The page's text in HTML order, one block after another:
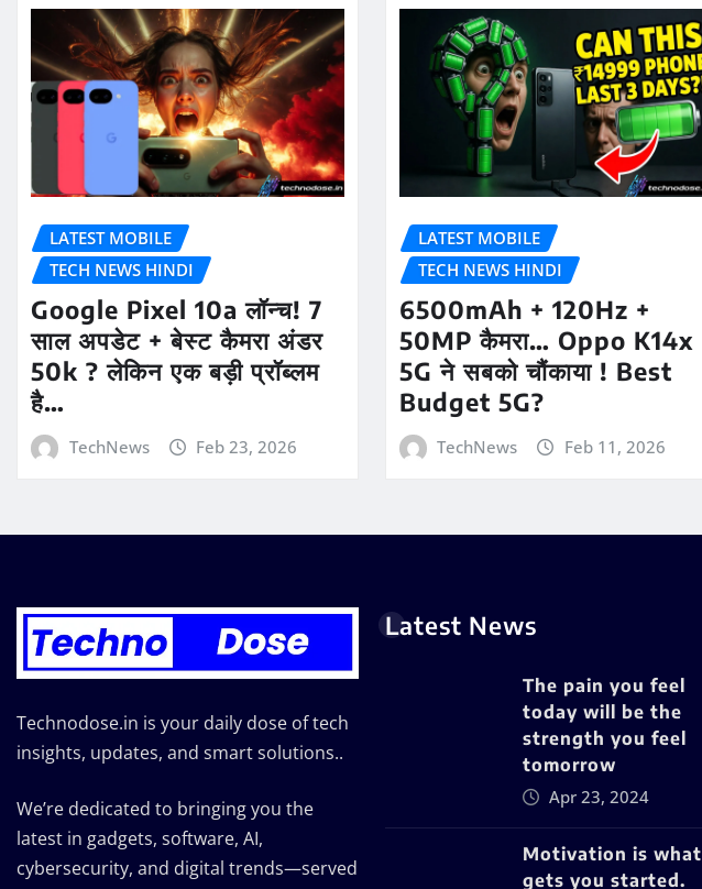
LATEST MOBILE
TECH NEWS HINDI
Google Pixel 10a लॉन्च! 7
साल अपडेट + बेस्ट कैमरा अंडर
50k ? लेकिन एक बड़ी प्रॉब्लम
है…
TechNews Feb 23, 2026
LATEST MOBILE
TECH NEWS HINDI
6500mAh + 120Hz +
50MP कैमरा… Oppo K14x
5G ने सबको चौंकाया ! Best
Budget 5G?
TechNews Feb 11, 2026
Technodose.in is your daily dose of tech
insights, updates, and smart solutions..
We’re dedicated to bringing you the
latest in gadgets, software, AI,
cybersecurity, and digital trends—served
Latest News
The pain you feel
today will be the
strength you feel
tomorrow
Apr 23, 2024
Motivation is what
gets you started.